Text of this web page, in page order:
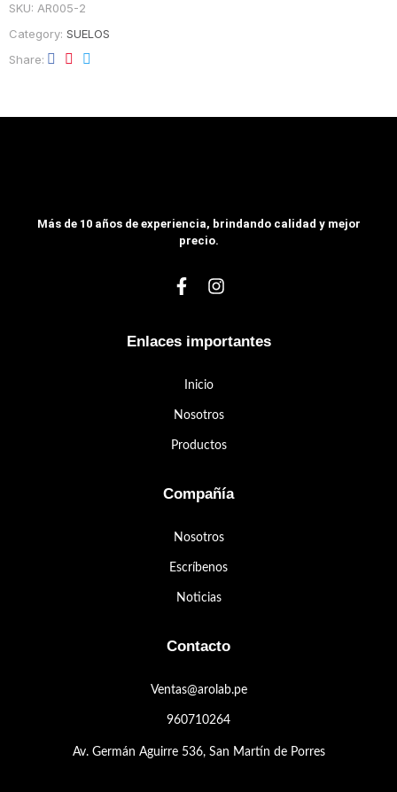
SKU: AR005-2
Category: SUELOS
Share
Más de 10 años de experiencia, brindando calidad y mejor
precio.
Enlaces importantes
Inicio
Nosotros
Productos
Compañía
Nosotros
Escríbenos
Noticias
Contacto
Ventas@arolab.pe
960710264
Av. Germán Aguirre 536, San Martín de Porres